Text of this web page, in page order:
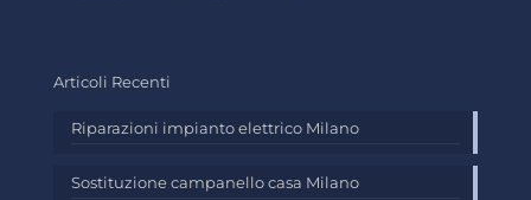
Articoli Recenti
Riparazioni impianto elettrico Milano
Sostituzione campanello casa Milano